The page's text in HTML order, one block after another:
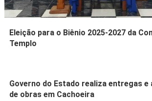
Eleição para o Biênio 2025-2027 da
Templo
Governo do Estado realiza entregas
de obras em Cachoeira